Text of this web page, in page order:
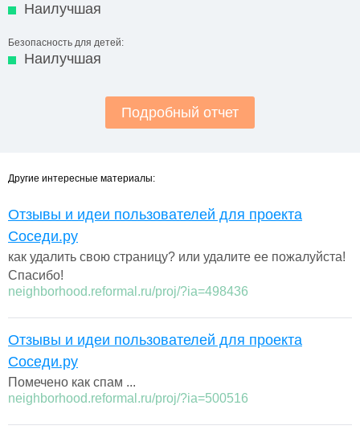
Наилучшая
Безопасность для детей:
Наилучшая
Подробный отчет
Другие интересные материалы:
Отзывы и идеи пользователей для проекта
Соседи.ру
как удалить свою страницу? или удалите ее пожалуйста!
Спасибо!
neighborhood.reformal.ru/proj/?ia=498436
Отзывы и идеи пользователей для проекта
Соседи.ру
Помечено как спам ...
neighborhood.reformal.ru/proj/?ia=500516